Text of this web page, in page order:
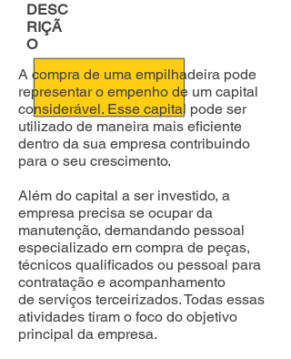
DESC
RIÇÃ
O
A compra de uma empilhadeira pode
representar o empenho de um capital
considerável. Esse capital pode ser
utilizado de maneira mais eficiente
dentro da sua empresa contribuindo
para o seu crescimento.
Além do capital a ser investido, a
empresa precisa se ocupar da
manutenção, demandando pessoal
especializado em compra de peças,
técnicos qualificados ou pessoal para
contratação e acompanhamento
de serviços terceirizados. Todas essas
atividades tiram o foco do objetivo
principal da empresa.